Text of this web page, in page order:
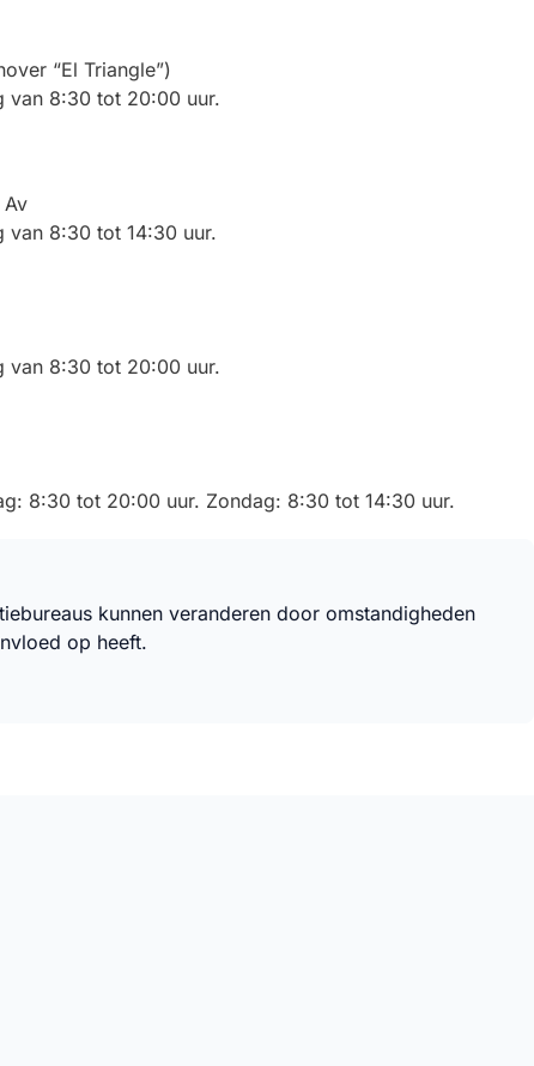
“El Triangle”)
van 8:30 tot 20:00 uur.
Av
van 8:30 tot 14:30 uur.
van 8:30 tot 20:00 uur.
8:30 tot 20:00 uur. Zondag: 8:30 tot 14:30 uur.
kunnen veranderen door omstandigheden
op heeft.